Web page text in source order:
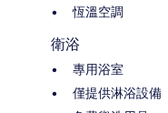
恆溫空調
衛浴
專用浴室
僅提供淋浴設備